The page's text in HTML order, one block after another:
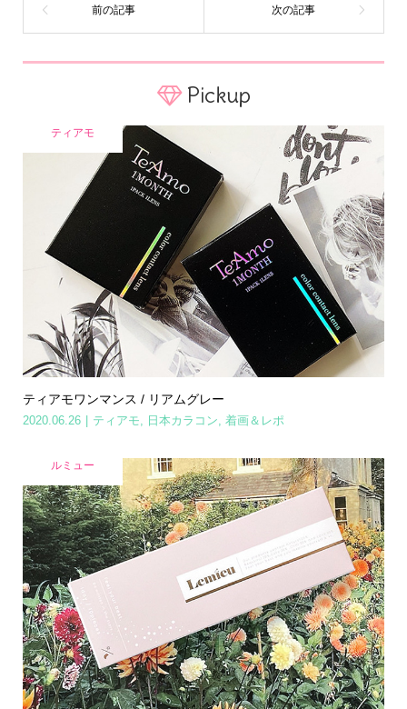
Pickup
ティアモ
ティアモワンマンス / リアムグレー
2020.06.26 ティアモ, 日本カラコン, 着画＆レポ
ルミュー